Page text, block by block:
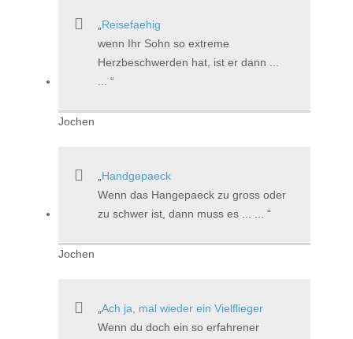
Reisefaehig
wenn Ihr Sohn so extreme
Herzbeschwerden hat, ist er dann ...
...
Jochen
Handgepaeck
Wenn das Hangepaeck zu gross oder
zu schwer ist, dann muss es ... ...
Jochen
Ach ja, mal wieder ein Vielflieger
Wenn du doch ein so erfahrener